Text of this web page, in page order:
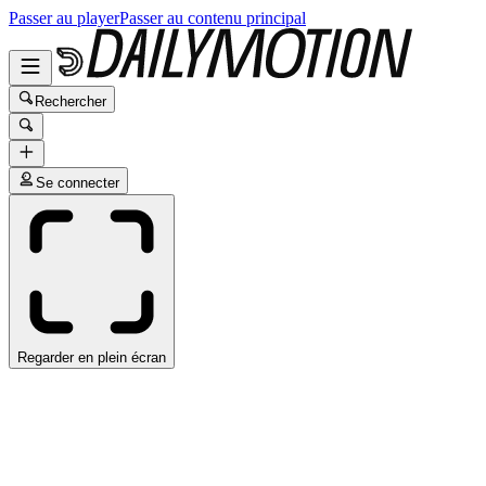
Passer au playerPasser au contenu principal
Rechercher
Se connecter
Regarder en plein écran